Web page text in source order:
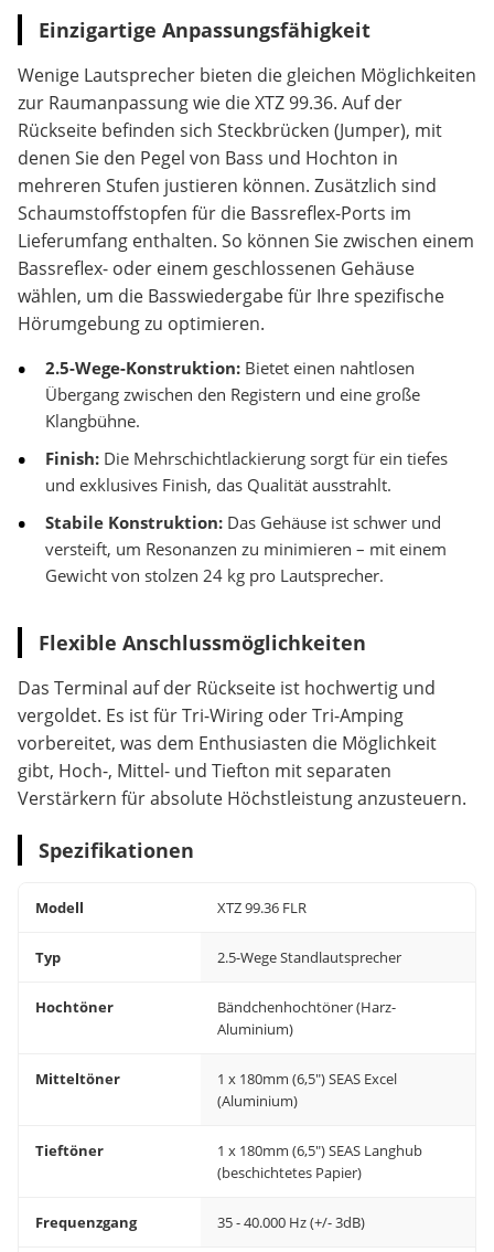
Einzigartige Anpassungsfähigkeit
Wenige Lautsprecher bieten die gleichen Möglichkeiten
zur Raumanpassung wie die XTZ 99.36. Auf der
Rückseite befinden sich Steckbrücken (Jumper), mit
denen Sie den Pegel von Bass und Hochton in
mehreren Stufen justieren können. Zusätzlich sind
Schaumstoffstopfen für die Bassreflex-Ports im
Lieferumfang enthalten. So können Sie zwischen einem
Bassreflex- oder einem geschlossenen Gehäuse
wählen, um die Basswiedergabe für Ihre spezifische
Hörumgebung zu optimieren.
2.5-Wege-Konstruktion: Bietet einen nahtlosen
Übergang zwischen den Registern und eine große
Klangbühne.
Finish: Die Mehrschichtlackierung sorgt für ein tiefes
und exklusives Finish, das Qualität ausstrahlt.
Stabile Konstruktion: Das Gehäuse ist schwer und
versteift, um Resonanzen zu minimieren – mit einem
Gewicht von stolzen 24 kg pro Lautsprecher.
Flexible Anschlussmöglichkeiten
Das Terminal auf der Rückseite ist hochwertig und
vergoldet. Es ist für Tri-Wiring oder Tri-Amping
vorbereitet, was dem Enthusiasten die Möglichkeit
gibt, Hoch-, Mittel- und Tiefton mit separaten
Verstärkern für absolute Höchstleistung anzusteuern.
Spezifikationen
Modell XTZ 99.36 FLR
Typ 2.5-Wege Standlautsprecher
Hochtöner
Bändchenhochtöner (Harz-
Aluminium)
Mitteltöner
1 x 180mm (6,5") SEAS Excel
(Aluminium)
Tieftöner
1 x 180mm (6,5") SEAS Langhub
(beschichtetes Papier)
Frequenzgang 35 - 40.000 Hz (+/- 3dB)